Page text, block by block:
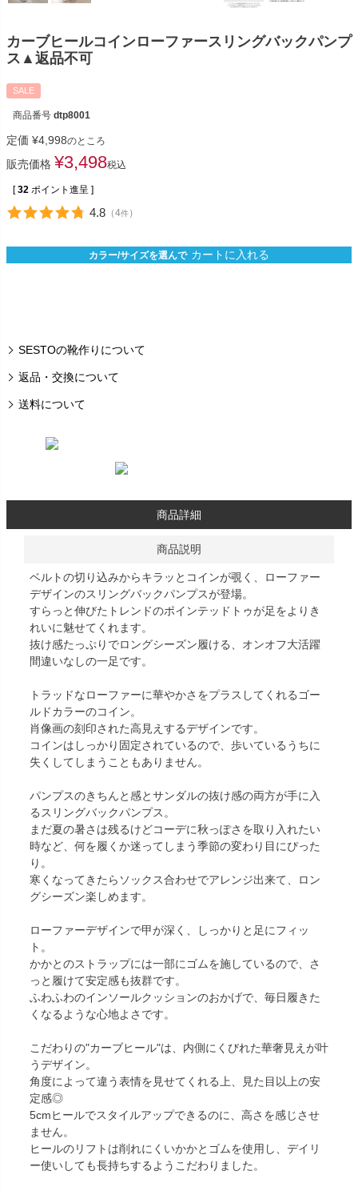
カーブヒールコインローファースリングバックパンプ
ス▲返品不可
SALE
商品番号 dtp8001
定価 ¥4,998のところ
販売価格 ¥3,498税込
[ 32 ポイント進呈 ]
4.8 （4件）
カラー/サイズを選んで カートに入れる
SESTOの靴作りについて
返品・交換について
送料について
商品詳細
商品説明
ベルトの切り込みからキラッとコインが覗く、ローファー
デザインのスリングバックパンプスが登場。
すらっと伸びたトレンドのポインテッドトゥが足をよりき
れいに魅せてくれます。
抜け感たっぷりでロングシーズン履ける、オンオフ大活躍
間違いなしの一足です。
トラッドなローファーに華やかさをプラスしてくれるゴー
ルドカラーのコイン。
肖像画の刻印された高見えするデザインです。
コインはしっかり固定されているので、歩いているうちに
失くしてしまうこともありません。
パンプスのきちんと感とサンダルの抜け感の両方が手に入
るスリングバックパンプス。
まだ夏の暑さは残るけどコーデに秋っぽさを取り入れたい
時など、何を履くか迷ってしまう季節の変わり目にぴった
り。
寒くなってきたらソックス合わせでアレンジ出来て、ロン
グシーズン楽しめます。
ローファーデザインで甲が深く、しっかりと足にフィッ
ト。
かかとのストラップには一部にゴムを施しているので、さ
っと履けて安定感も抜群です。
ふわふわのインソールクッションのおかげで、毎日履きた
くなるような心地よさです。
こだわりの"カーブヒール"は、内側にくびれた華奢見えが叶
うデザイン。
角度によって違う表情を見せてくれる上、見た目以上の安
定感◎
5cmヒールでスタイルアップできるのに、高さを感じさせ
ません。
ヒールのリフトは削れにくいかかとゴムを使用し、デイリ
ー使いしても長持ちするようこだわりました。